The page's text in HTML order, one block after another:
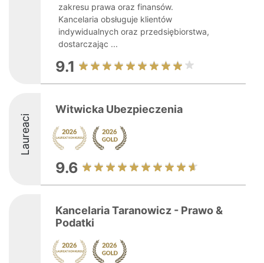
zakresu prawa oraz finansów.
Kancelaria obsługuje klientów
indywidualnych oraz przedsiębiorstwa,
dostarczając ...
9.1
Laureaci
Witwicka Ubezpieczenia
9.6
Kancelaria Taranowicz - Prawo &
Podatki